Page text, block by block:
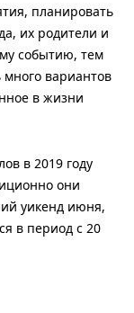
планировать
их родители и
событию, тем
много вариантов
в жизни
в 2019 году
они
уикенд июня,
в период с 20